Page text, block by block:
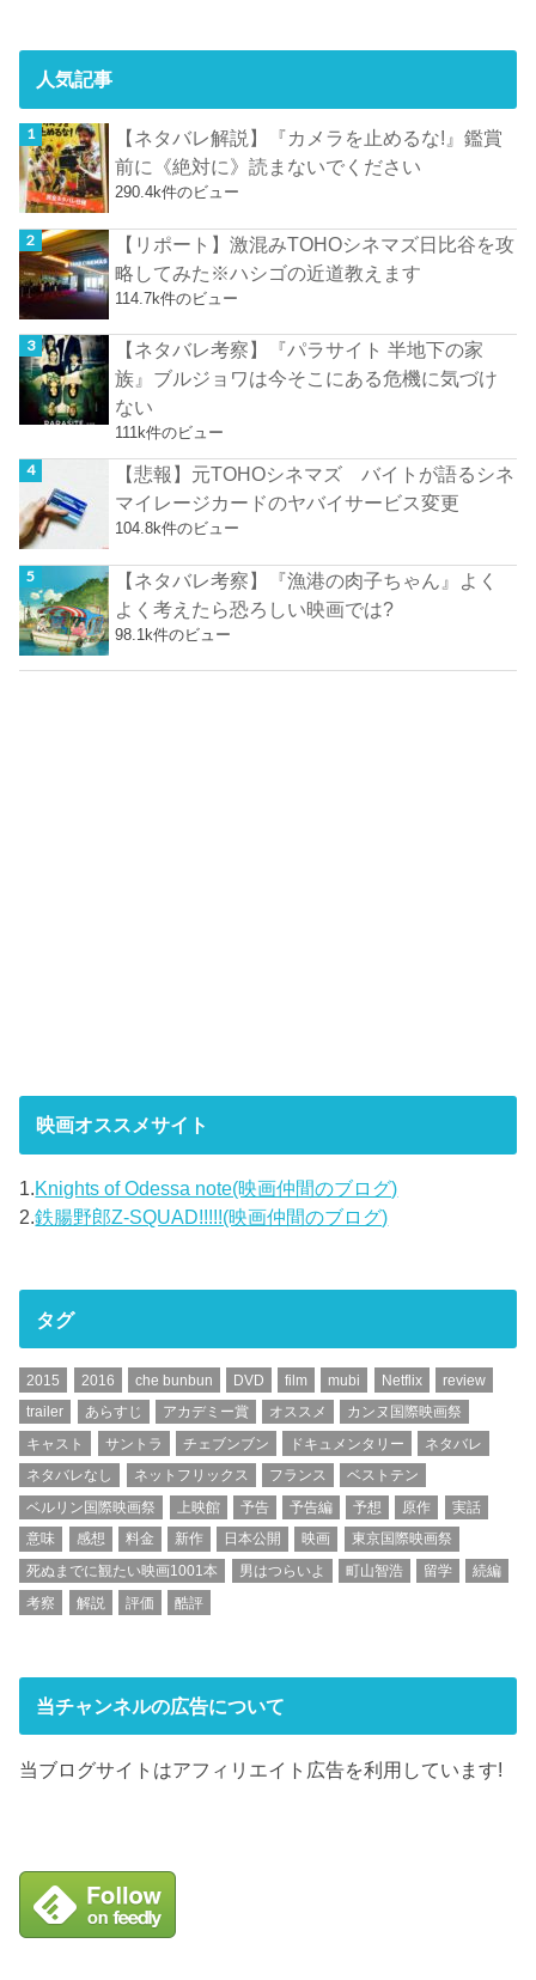
人気記事
【ネタバレ解説】『カメラを止めるな!』鑑賞
前に《絶対に》読まないでください
290.4k件のビュー
【リポート】激混みTOHOシネマズ日比谷を攻
略してみた※ハシゴの近道教えます
114.7k件のビュー
【ネタバレ考察】『パラサイト 半地下の家
族』ブルジョワは今そこにある危機に気づけ
ない
111k件のビュー
【悲報】元TOHOシネマズ バイトが語るシネ
マイレージカードのヤバイサービス変更
104.8k件のビュー
【ネタバレ考察】『漁港の肉子ちゃん』よく
よく考えたら恐ろしい映画では?
98.1k件のビュー
映画オススメサイト
1.Knights of Odessa note(映画仲間のブログ)
2.鉄腸野郎Z-SQUAD!!!!!(映画仲間のブログ)
タグ
2015 2016 che bunbun DVD film mubi Netflix
review
trailer
あらすじ アカデミー賞 オススメ
カンヌ国際映画祭
キャスト
サントラ チェブンブン ドキュメンタリー
ネタバレ
ネタバレなし
ネットフリックス フランス
ベストテン
ベルリン国際映画祭
上映館 予告 予告編 予想 原作
実話
意味
感想 料金 新作 日本公開 映画
東京国際映画祭
死ぬまでに観たい映画1001本
男はつらいよ 町山智浩 留学
続編
考察
解説 評価 酷評
当チャンネルの広告について
当ブログサイトはアフィリエイト広告を利用しています!